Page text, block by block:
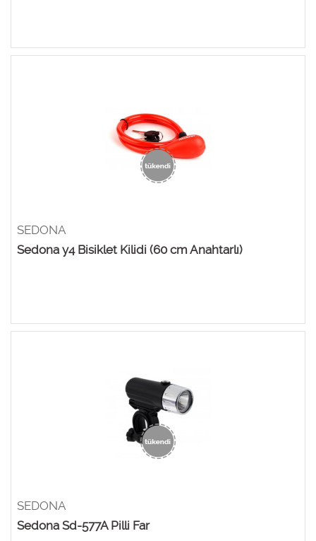
SEDONA
Sedona y4 Bisiklet Kilidi (60 cm Anahtarlı)
SEDONA
Sedona Sd-577A Pilli Far